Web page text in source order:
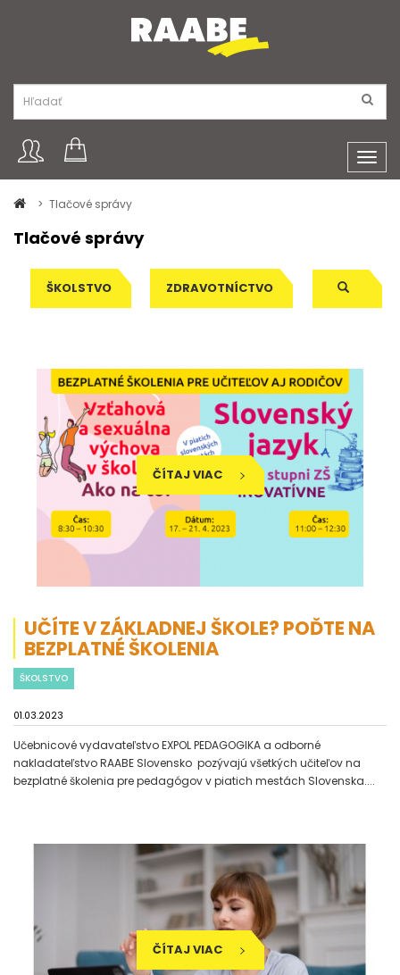
Tlačové správy
Tlačové správy
ŠKOLSTVO ZDRAVOTNÍCTVO
ČÍTAJ VIAC
UČÍTE V ZÁKLADNEJ ŠKOLE? POĎTE NA
BEZPLATNÉ ŠKOLENIA
ŠKOLSTVO
01.03.2023
Učebnicové vydavateľstvo EXPOL PEDAGOGIKA a odborné
nakladateľstvo RAABE Slovensko pozývajú všetkých učiteľov na
bezplatné školenia pre pedagógov v piatich mestách Slovenska....
ČÍTAJ VIAC